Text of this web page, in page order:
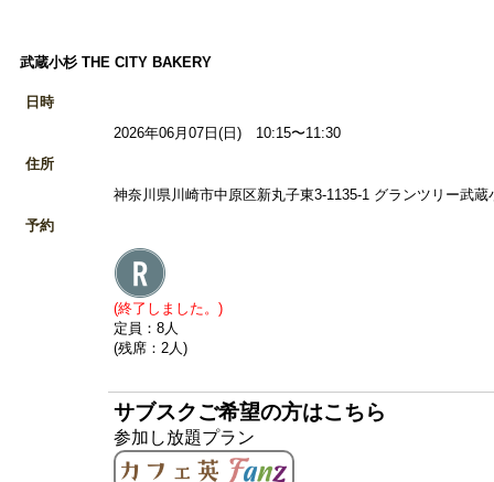
武蔵小杉 THE CITY BAKERY
日時
2026年06月07日(日) 10:15〜11:30
住所
神奈川県川崎市中原区新丸子東3-1135-1 グランツリー武蔵
予約
(終了しました。)
定員：8人
(残席：2人)
サブスクご希望の方はこちら
参加し放題プラン